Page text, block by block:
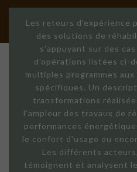
Les retours d'expérience
des solutions de
s'appuyant sur des
d'opérations listées ci-
multiples programmes
spécifiques. Un
transformations
l'ampleur des travaux de
performances
le confort d'usage ou
Les différents
témoignent et analysent